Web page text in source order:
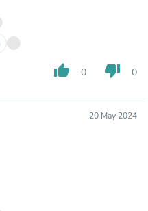
bili nekoč. Priporočam ga
namerno si
še kaj, ampak ga ni, tudi
pomaga ne samo eni
za vse vrste las, saj so
prepričajte tudi sami.
thumb_up 0 thumb_down 0
20 May 2024